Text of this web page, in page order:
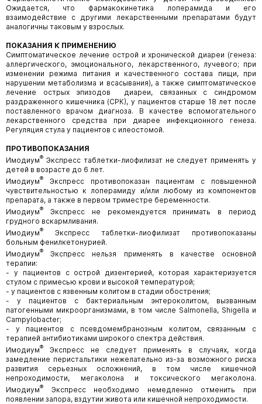
Ожидается, что фармакокинетика лоперамида и его
взаимодействие с другими лекарственными препаратами будут
аналогичны таковым у взрослых.
ПОКАЗАНИЯ К ПРИМЕНЕНИЮ
Симптоматическое лечение острой и хронической диареи (генеза:
аллергического, эмоционального, лекарственного, лучевого; при
изменении режима питания и качественного состава пищи, при
нарушении метаболизма и всасывания), а также симптоматическое
лечение острых эпизодов диареи, связанных с синдромом
раздраженного кишечника (СРК), у пациентов старше 18 лет после
поставленного врачом диагноза. В качестве вспомогательного
лекарственного средства при диарее инфекционного генеза.
Регуляция стула у пациентов с илеостомой.
ПРОТИВОПОКАЗАНИЯ
Имодиум® Экспресс таблетки-лиофилизат не следует применять у
детей в возрасте до 6 лет.
Имодиум® Экспресс противопоказан пациентам с повышенной
чувствительностью к лоперамиду и/или любому из компонентов
препарата, а также в первом триместре беременности.
Имодиум® Экспресс не рекомендуется принимать в период
грудного вскармливания.
Имодиум®
Экспресс таблетки-лиофилизат противопоказаны
больным фенилкетонурией.
Имодиум®
Экспресс нельзя применять в качестве основной
терапии:
- у пациентов с острой дизентерией, которая характеризуется
стулом с примесью крови и высокой температурой;
- у пациентов с язвенным колитом в стадии обострения;
- у пациентов с бактериальным энтероколитом, вызванным
патогенными микроорганизмами, в том числе Salmonella, Shigella и
Campylobacter;
- у пациентов с псевдомембранозным колитом, связанным с
терапией антибиотиками широкого спектра действия.
Имодиум®
Экспресс не следует применять в случаях, когда
замедление перистальтики нежелательно из-за возможного риска
развития серьезных осложнений, в том числе кишечной
непроходимости, мегаколона и токсического мегаколона.
Имодиум®
Экспресс необходимо немедленно отменить при
появлении запора, вздутии живота или кишечной непроходимости.